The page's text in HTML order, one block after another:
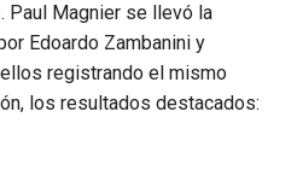
Paul Magnier se llevó la
Edoardo Zambanini y
registrando el mismo
los resultados destacados: